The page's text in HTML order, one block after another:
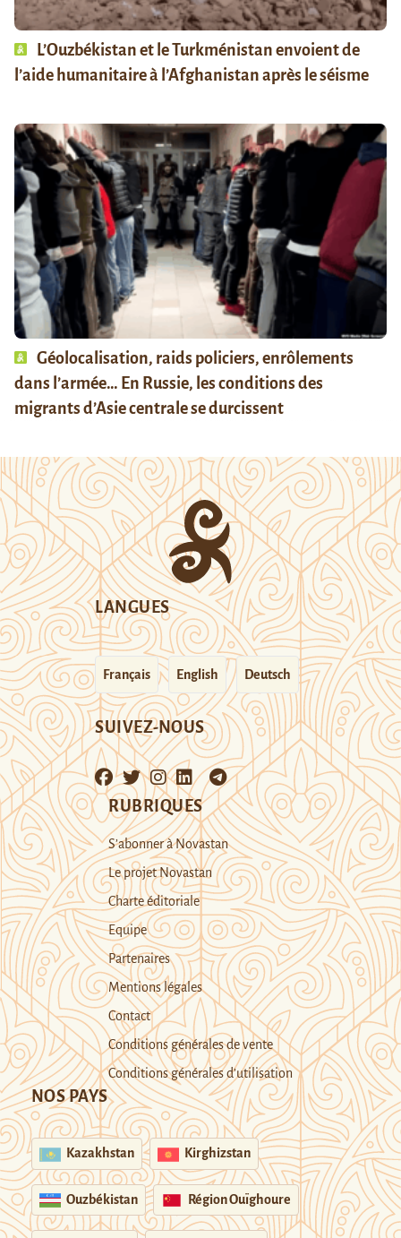
L’Ouzbékistan et le Turkménistan envoient de
l’aide humanitaire à l’Afghanistan après le séisme
Géolocalisation, raids policiers, enrôlements
dans l’armée… En Russie, les conditions des
migrants d’Asie centrale se durcissent
LANGUES
Français English Deutsch
SUIVEZ-NOUS
RUBRIQUES
S’abonner à Novastan
Le projet Novastan
Charte éditoriale
Equipe
Partenaires
Mentions légales
Contact
Conditions générales de vente
Conditions générales d’utilisation
NOS PAYS
Kazakhstan Kirghizstan
Ouzbékistan Région Ouïghoure